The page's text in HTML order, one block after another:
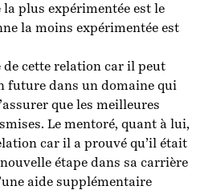
la plus expérimentée est le
la moins expérimentée est
de cette relation car il peut
future dans un domaine qui
que les meilleures
Le mentoré, quant à lui,
car il a prouvé qu’il était
étape dans sa carrière
aide supplémentaire